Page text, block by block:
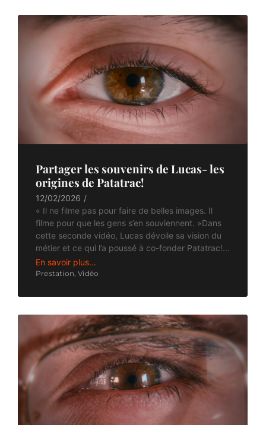
Partager les souvenirs de Lucas- les
origines de Patatrac!
12/02/2026 /
« Il ne filme pas pour faire de belles images. Il
filme pour que les gens s’en souviennent. »Dans
cette seconde vidéo, Lucas dévoile sa vision du
métier et ce qui l’a poussé à co-fonder Patatrac!...
En savoir plus...
Prestation, Vidéo